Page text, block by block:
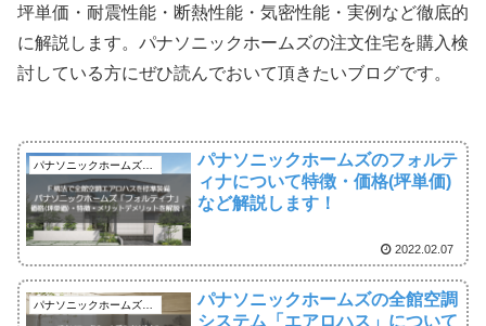
坪単価・耐震性能・断熱性能・気密性能・実例など徹底的
に解説します。パナソニックホームズの注文住宅を購入検
討している方にぜひ読んでおいて頂きたいブログです。
パナソニックホームズの解説ブログ
パナソニックホームズのフォルテ
ィナについて特徴・価格(坪単価)
など解説します！
2022.02.07
パナソニックホームズの全館空調
システム「エアロハス」について